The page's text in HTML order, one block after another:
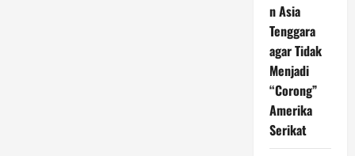
n Asia
Tenggara
agar Tidak
Menjadi
“Corong”
Amerika
Serikat